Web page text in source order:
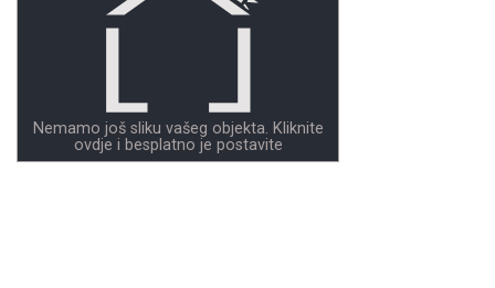
Nemamo još sliku vašeg objekta. Kliknite
ovdje i besplatno je postavite